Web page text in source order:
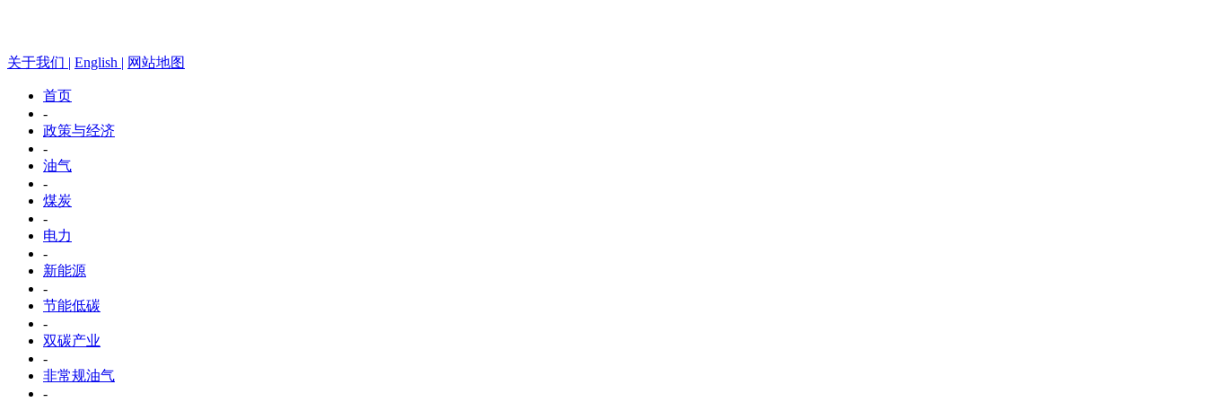
关于我们 | English | 网站地图
首页
-
政策与经济
-
油气
-
煤炭
-
电力
-
新能源
-
节能低碳
-
双碳产业
-
非常规油气
-